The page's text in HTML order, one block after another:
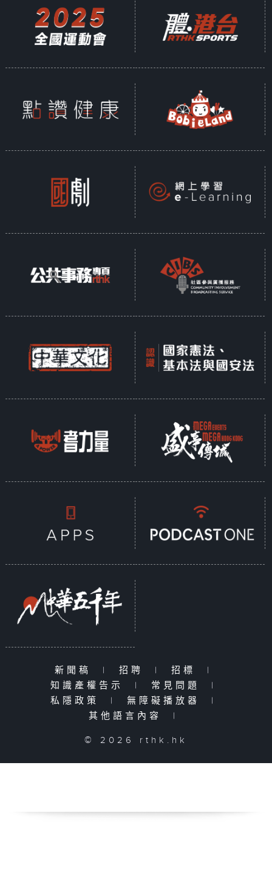
新聞稿 | 招聘 | 招標
|
知識產權告示
| 常見問題
|
私隱政策
| 無障礙播放器
|
其他語言內容
|
© 2026 rthk.hk